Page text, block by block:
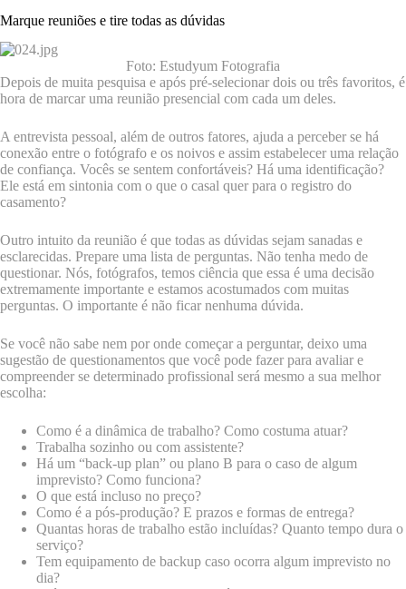
Marque reuniões e tire todas as dúvidas
Foto: Estudyum Fotografia
Depois de muita pesquisa e após pré-selecionar dois ou três favoritos, é
hora de marcar uma reunião presencial com cada um deles.
A entrevista pessoal, além de outros fatores, ajuda a perceber se há
conexão entre o fotógrafo e os noivos e assim estabelecer uma relação
de confiança. Vocês se sentem confortáveis? Há uma identificação?
Ele está em sintonia com o que o casal quer para o registro do
casamento?
Outro intuito da reunião é que todas as dúvidas sejam sanadas e
esclarecidas. Prepare uma lista de perguntas. Não tenha medo de
questionar. Nós, fotógrafos, temos ciência que essa é uma decisão
extremamente importante e estamos acostumados com muitas
perguntas. O importante é não ficar nenhuma dúvida.
Se você não sabe nem por onde começar a perguntar, deixo uma
sugestão de questionamentos que você pode fazer para avaliar e
compreender se determinado profissional será mesmo a sua melhor
escolha:
Como é a dinâmica de trabalho? Como costuma atuar?
Trabalha sozinho ou com assistente?
Há um “back-up plan” ou plano B para o caso de algum
imprevisto? Como funciona?
O que está incluso no preço?
Como é a pós-produção? E prazos e formas de entrega?
Quantas horas de trabalho estão incluídas? Quanto tempo dura o
serviço?
Tem equipamento de backup caso ocorra algum imprevisto no
dia?